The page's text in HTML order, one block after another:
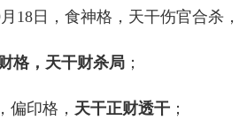
18日，食神格，天干伤官合杀，
格，天干财杀局 ；
偏印格， 天干正财透干 ；